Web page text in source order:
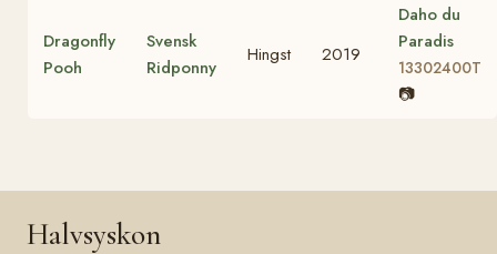
Dragonfly
Pooh
Svensk
Ridponny
Hingst 2019
Daho du
Paradis
13302400T
📷
Halvsyskon